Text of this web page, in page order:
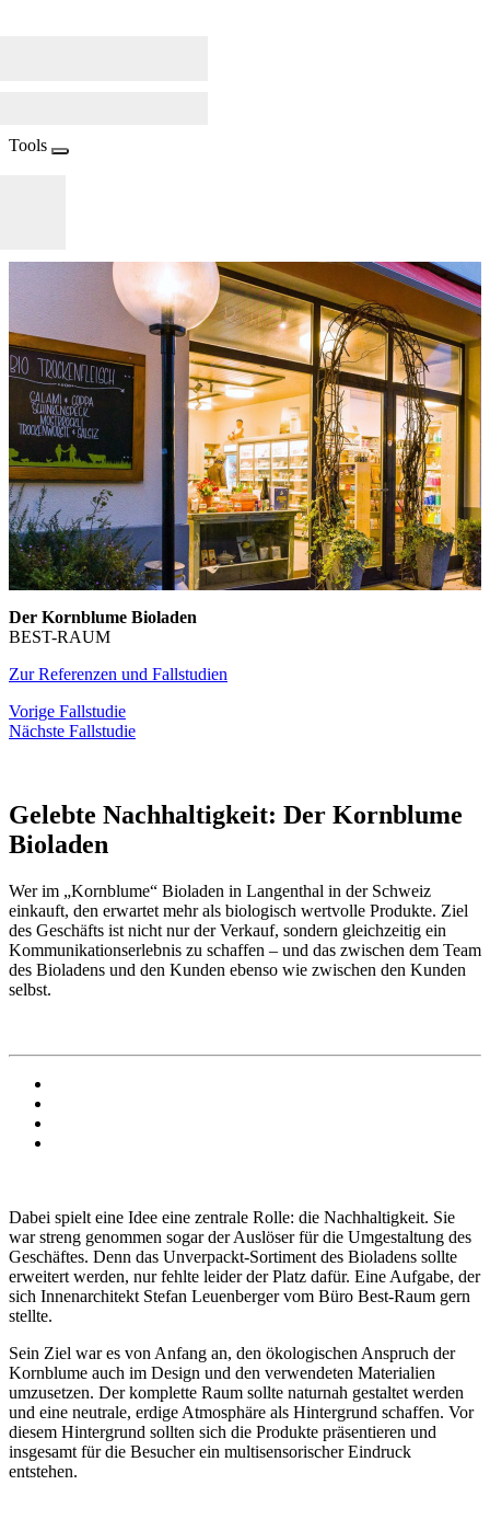
Tools
Der Kornblume Bioladen
BEST-RAUM
Zur Referenzen und Fallstudien
Vorige Fallstudie
Nächste Fallstudie
Gelebte Nachhaltigkeit: Der Kornblume
Bioladen
Wer im „Kornblume“ Bioladen in Langenthal in der Schweiz
einkauft, den erwartet mehr als biologisch wertvolle Produkte. Ziel
des Geschäfts ist nicht nur der Verkauf, sondern gleichzeitig ein
Kommunikationserlebnis zu schaffen – und das zwischen dem Team
des Bioladens und den Kunden ebenso wie zwischen den Kunden
selbst.
Dabei spielt eine Idee eine zentrale Rolle: die Nachhaltigkeit. Sie
war streng genommen sogar der Auslöser für die Umgestaltung des
Geschäftes. Denn das Unverpackt-Sortiment des Bioladens sollte
erweitert werden, nur fehlte leider der Platz dafür. Eine Aufgabe, der
sich Innenarchitekt Stefan Leuenberger vom Büro Best-Raum gern
stellte.
Sein Ziel war es von Anfang an, den ökologischen Anspruch der
Kornblume auch im Design und den verwendeten Materialien
umzusetzen. Der komplette Raum sollte naturnah gestaltet werden
und eine neutrale, erdige Atmosphäre als Hintergrund schaffen. Vor
diesem Hintergrund sollten sich die Produkte präsentieren und
insgesamt für die Besucher ein multisensorischer Eindruck
entstehen.